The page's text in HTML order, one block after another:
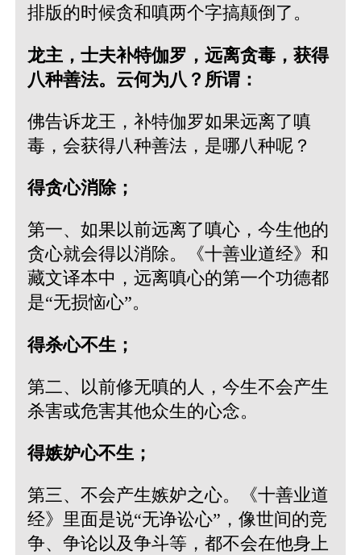
排版的时候贪和嗔两个字搞颠倒了。
龙主，士夫补特伽罗，远离贪毒，获得
八种善法。云何为八？所谓：
佛告诉龙王，补特伽罗如果远离了嗔
毒，会获得八种善法，是哪八种呢？
得贪心消除；
第一、如果以前远离了嗔心，今生他的
贪心就会得以消除。《十善业道经》和
藏文译本中，远离嗔心的第一个功德都
是“无损恼心”。
得杀心不生；
第二、以前修无嗔的人，今生不会产生
杀害或危害其他众生的心念。
得嫉妒心不生；
第三、不会产生嫉妒之心。《十善业道
经》里面是说“无诤讼心”，像世间的竞
争、争论以及争斗等，都不会在他身上